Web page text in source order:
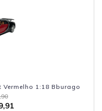
1:18 Bburago